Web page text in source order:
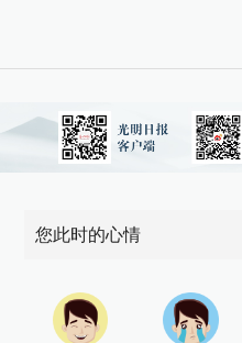
您此时的心情